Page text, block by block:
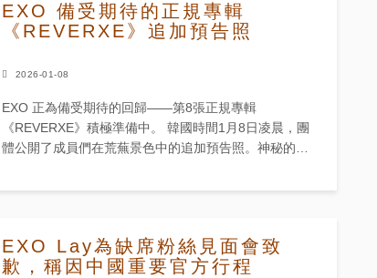
EXO 備受期待的正規專輯
《REVERXE》追加預告照
2026-01-08
EXO 正為備受期待的回歸——第8張正規專輯
《REVERXE》積極準備中。 韓國時間1月8日凌晨，團
體公開了成員們在荒蕪景色中的追加預告照。神秘的背
念。最新的...
EXO Lay為缺席粉絲見面會致
歉，稱因中國重要官方行程